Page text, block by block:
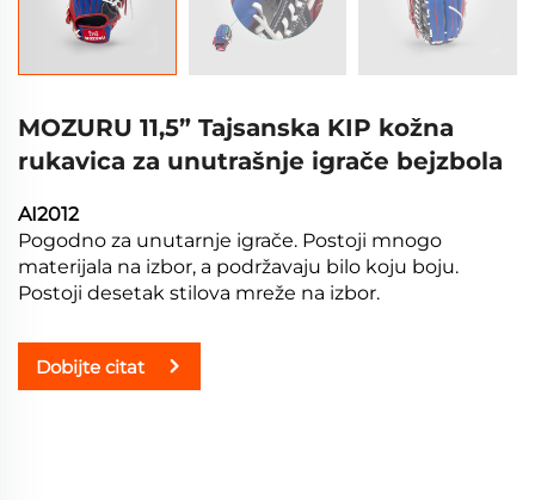
MOZURU 11,5” Tajsanska KIP kožna
rukavica za unutrašnje igrače bejzbola
AI2012
Pogodno za unutarnje igrače. Postoji mnogo
materijala na izbor, a podržavaju bilo koju boju.
Postoji desetak stilova mreže na izbor.
Dobijte citat